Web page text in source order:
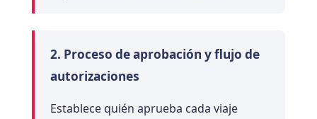
2. Proceso de aprobación y flujo de
autorizaciones
Establece quién aprueba cada viaje